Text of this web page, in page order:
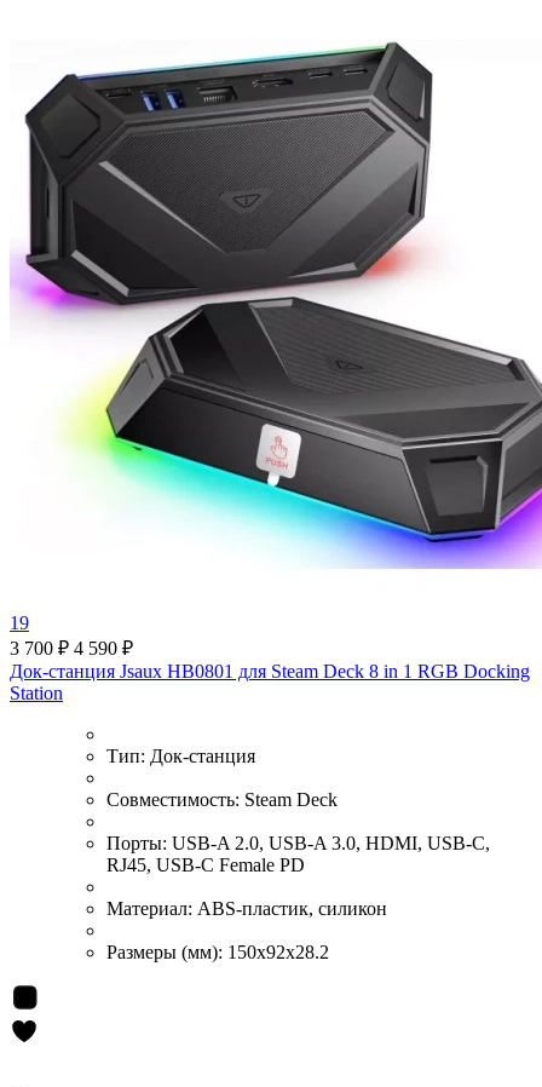
19
3 700 ₽ 4 590 ₽
Док-станция Jsaux HB0801 для Steam Deck 8 in 1 RGB Docking
Station
Тип: Док-станция
Совместимость: Steam Deck
Порты: USB-A 2.0, USB-A 3.0, HDMI, USB-C,
RJ45, USB-C Female PD
Материал: ABS-пластик, силикон
Размеры (мм): 150x92x28.2